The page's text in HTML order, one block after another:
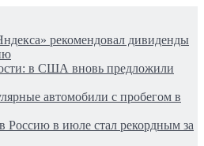
рекомендовал дивиденды
в США вновь предложили
автомобили с пробегом в
Россию в июле стал рекордным за